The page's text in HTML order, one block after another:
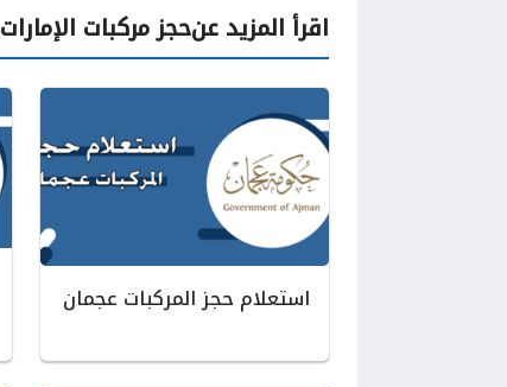
اقرأ المزيد عنحجز مركبات الإمارات
استعلام حجز المركبات عجمان